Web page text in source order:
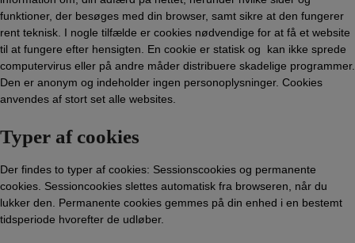
funktioner, der besøges med din browser, samt sikre at den fungerer
rent teknisk. I nogle tilfælde er cookies nødvendige for at få et website
til at fungere efter hensigten. En cookie er statisk og kan ikke sprede
computervirus eller på andre måder distribuere skadelige programmer.
Den er anonym og indeholder ingen personoplysninger. Cookies
anvendes af stort set alle websites.
Typer af cookies
Der findes to typer af cookies: Sessionscookies og permanente
cookies. Sessioncookies slettes automatisk fra browseren, når du
lukker den. Permanente cookies gemmes på din enhed i en bestemt
tidsperiode hvorefter de udløber.